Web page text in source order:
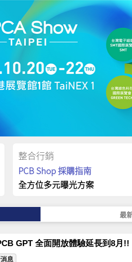
整合行銷
PCB Shop 採購指南
全方位多元曝光方案
最
GPT 全面開放體驗延長到8月
息